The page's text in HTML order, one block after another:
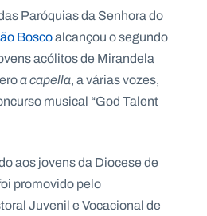
Paróquias da Senhora do
Boscoalcançou o segundo
acólitos de Mirandela
a capella, a várias vozes,
musical “God Talent
aos jovens da Diocese de
promovido pelo
Juvenil e Vocacional de